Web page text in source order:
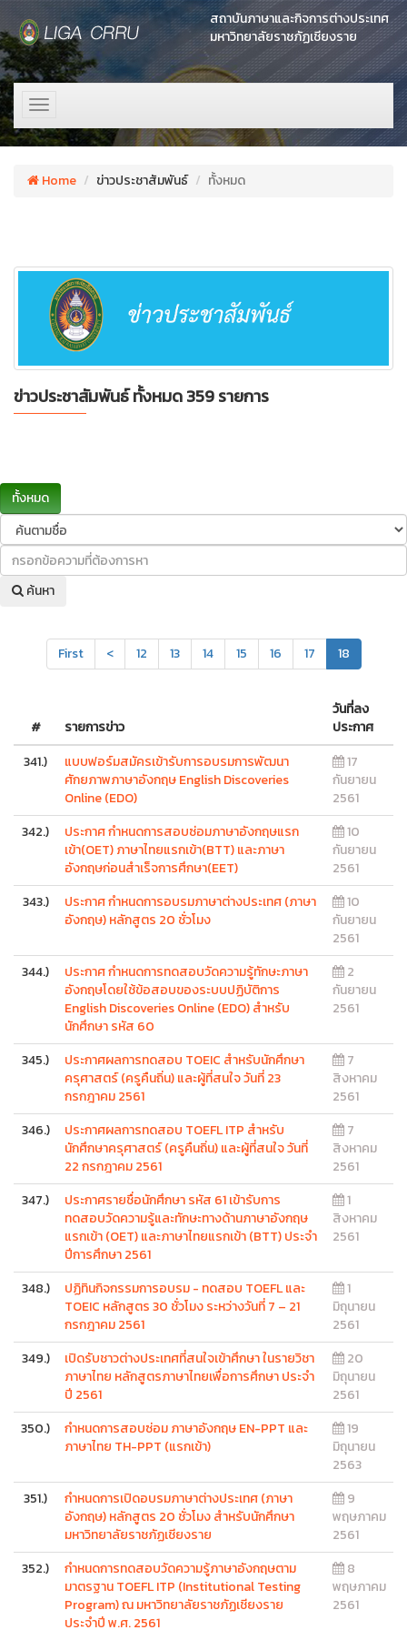
สถาบันภาษาและกิจการต่างประเทศ
มหาวิทยาลัยราชภัฏเชียงราย
Toggle
navigation
Home ข่าวประชาสัมพันธ์ ทั้งหมด
ข่าวประชาสัมพันธ์ ทั้งหมด 359 รายการ
ทั้งหมด
ค้นหา
First < 12 13 14 15 16 17 18
# รายการข่าว
วันที่ลง
ประกาศ
341.)
แบบฟอร์มสมัครเข้ารับการอบรมการพัฒนา
ศักยภาพภาษาอังกฤษ English Discoveries
Online (EDO)
17
กันยายน
2561
342.)
ประกาศ กำหนดการสอบซ่อมภาษาอังกฤษแรก
เข้า(OET) ภาษาไทยแรกเข้า(BTT) และภาษา
อังกฤษก่อนสำเร็จการศึกษา(EET)
10
กันยายน
2561
343.)
ประกาศ กำหนดการอบรมภาษาต่างประเทศ (ภาษา
อังกฤษ) หลักสูตร 20 ชั่วโมง
10
กันยายน
2561
344.)
ประกาศ กำหนดการทดสอบวัดความรู้ทักษะภาษา
อังกฤษโดยใช้ข้อสอบของระบบปฏิบัติการ
English Discoveries Online (EDO) สำหรับ
นักศึกษา รหัส 60
2
กันยายน
2561
345.)
ประกาศผลการทดสอบ TOEIC สำหรับนักศึกษา
ครุศาสตร์ (ครูคืนถิ่น) และผู้ที่สนใจ วันที่ 23
กรกฎาคม 2561
7
สิงหาคม
2561
346.)
ประกาศผลการทดสอบ TOEFL ITP สำหรับ
นักศึกษาครุศาสตร์ (ครูคืนถิ่น) และผู้ที่สนใจ วันที่
22 กรกฎาคม 2561
7
สิงหาคม
2561
347.)
ประกาศรายชื่อนักศึกษา รหัส 61 เข้ารับการ
ทดสอบวัดความรู้และทักษะทางด้านภาษาอังกฤษ
แรกเข้า (OET) และภาษาไทยแรกเข้า (BTT) ประจำ
ปีการศึกษา 2561
1
สิงหาคม
2561
348.)
ปฏิทินกิจกรรมการอบรม - ทดสอบ TOEFL และ
TOEIC หลักสูตร 30 ชั่วโมง ระหว่างวันที่ 7 – 21
กรกฎาคม 2561
1
มิถุนายน
2561
349.)
เปิดรับชาวต่างประเทศที่สนใจเข้าศึกษา ในรายวิชา
ภาษาไทย หลักสูตรภาษาไทยเพื่อการศึกษา ประจำ
ปี 2561
20
มิถุนายน
2561
350.)
กำหนดการสอบซ่อม ภาษาอังกฤษ EN-PPT และ
ภาษาไทย TH-PPT (แรกเข้า)
19
มิถุนายน
2563
351.)
กำหนดการเปิดอบรมภาษาต่างประเทศ (ภาษา
อังกฤษ) หลักสูตร 20 ชั่วโมง สำหรับนักศึกษา
มหาวิทยาลัยราชภัฏเชียงราย
9
พฤษภาคม
2561
352.)
กำหนดการทดสอบวัดความรู้ภาษาอังกฤษตาม
มาตรฐาน TOEFL ITP (Institutional Testing
Program) ณ มหาวิทยาลัยราชภัฏเชียงราย
ประจำปี พ.ศ. 2561
8
พฤษภาคม
2561